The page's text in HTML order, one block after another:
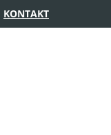
KONTAKT